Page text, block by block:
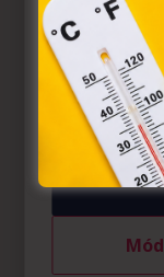
az Európai
Azon
belül
felhasználó
tárolásához a